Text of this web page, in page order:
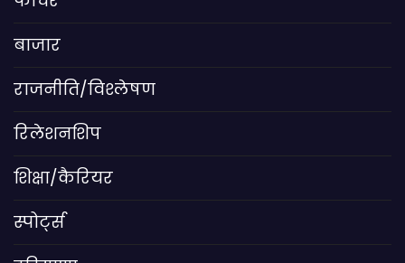
बाजार
राजनीति/विश्लेषण
रिलेशनशिप
शिक्षा/कैरियर
स्पोर्ट्स